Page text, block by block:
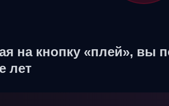
на кнопку «плей», вы
лет